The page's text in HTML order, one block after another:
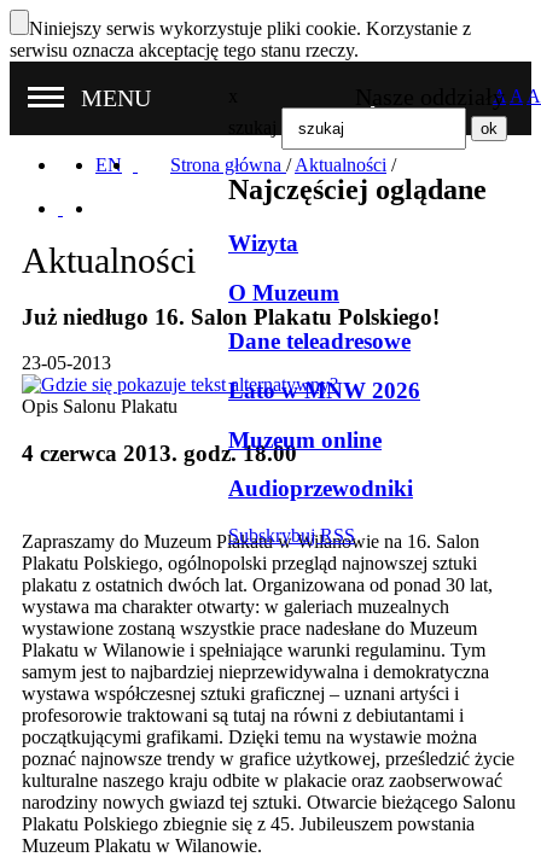
Niniejszy serwis wykorzystuje pliki cookie. Korzystanie z
serwisu oznacza akceptację tego stanu rzeczy.
Nasze oddziały
MENU
Najczęściej oglądane
Wizyta
O Muzeum
Dane teleadresowe
Lato w MNW 2026
Muzeum online
Audioprzewodniki
Subskrybuj RSS
A A A
EN Strona główna / Aktualności /
Aktualności
Już niedługo 16. Salon Plakatu Polskiego!
23-05-2013
Opis Salonu Plakatu
4 czerwca 2013. godz. 18.00
Zapraszamy do Muzeum Plakatu w Wilanowie na 16. Salon
Plakatu Polskiego, ogólnopolski przegląd najnowszej sztuki
plakatu z ostatnich dwóch lat. Organizowana od ponad 30 lat,
wystawa ma charakter otwarty: w galeriach muzealnych
wystawione zostaną wszystkie prace nadesłane do Muzeum
Plakatu w Wilanowie i spełniające warunki regulaminu. Tym
samym jest to najbardziej nieprzewidywalna i demokratyczna
wystawa współczesnej sztuki graficznej – uznani artyści i
profesorowie traktowani są tutaj na równi z debiutantami i
początkującymi grafikami. Dzięki temu na wystawie można
poznać najnowsze trendy w grafice użytkowej, prześledzić życie
kulturalne naszego kraju odbite w plakacie oraz zaobserwować
narodziny nowych gwiazd tej sztuki. Otwarcie bieżącego Salonu
Plakatu Polskiego zbiegnie się z 45. Jubileuszem powstania
Muzeum Plakatu w Wilanowie.